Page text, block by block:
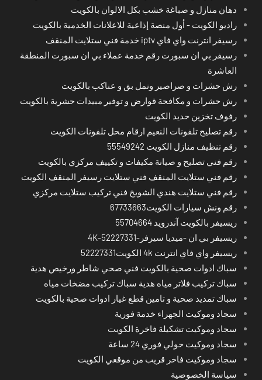
دهان منازل و صباغة خشب بكل الالوان بالكويت
راديو الكويت - أول منصة إذاعية للاعلانات الخدمية بالكويت
رسيفر انترنت واي فاي iptv خدمة فني ستلايت المنقف
رسيفر بي ان سبورت رقم خدمة عملاء بي ان سبورت المنطقة
العاشرة
رش حشرات و صراصير ونمل بق و عناكب بالكويت
رش حشرات و مكافحة قوارض و توفير مبيدات حشرية بالكويت
رفوف تخزين حديد الكويت
رقم تصليح تلفونات النعيم ارقام محل تلفونات الكويت
رقم تنظيف منازل الكويت 55549242
رقم فني تصليح و صيانة مكيفات و تكييف مركزي بالكويت
رقم فني ستلايت المنقف فني ستلايت رسيفر المنقف الكويت
رقم فني ستلايت هندي الشويخ فني تركيب ستلايت مركزي
رقم ونش سيارات الكويت67733663
ريسيفر بالكويت آندرويد 55704664
ريسيفر بي ان -ميديا سيرفر-4K-52227331
ريسيفر واي فاي انترنت 4k الكويت52227331
سباك ادوات صحية بالكويت فني صحي شاطر ورخيص هدية
سباك تركيب فلاتر مياه هدية سباك تركيب مضخات مياه
سباك تمديد صحية و تامين قطع غيار ادوات صحية بالكويت
سجاد وموكيت الجهراء خدمة فورية
سجاد وموكيت تشكيلة فاخرة الكويت
سجاد وموكيت حولي فوري 24 ساعة
سجاد وموكيت فاخر قريب من موقعي الكويت
سياسة الخصوصية